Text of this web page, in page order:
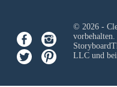
© 2026 -
vorbehalten.
LLCund